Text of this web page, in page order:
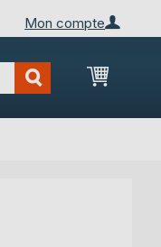
Mon compte
Mon